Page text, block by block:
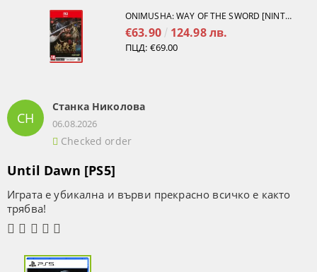
ONIMUSHA: WAY OF THE SWORD [NINTENDO SWITCH 2]
€63.90 124.98 лв.
ПЦД: €69.00
СН
Станка Николова
06.08.2026
Checked order
Until Dawn [PS5]
Играта е убикална и върви прекрасно всичко е както
трябва!